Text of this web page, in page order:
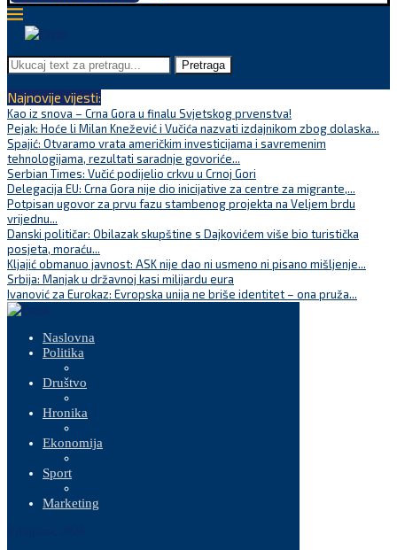
Pretraga
Najnovije vijesti:
Kao iz snova – Crna Gora u finalu Svjetskog prvenstva!
Pejak: Hoće li Milan Knežević i Vučića nazvati izdajnikom zbog dolaska...
Spajić: Otvaramo vrata američkim investicijama i savremenim
tehnologijama, rezultati saradnje govoriće...
Serbian Times: Vučić podijelio crkvu u Crnoj Gori
Delegacija EU: Crna Gora nije dio inicijative za centre za migrante,...
Potpisan ugovor za prvu fazu stambenog projekta na Veljem brdu
vrijednu...
Danski političar: Obilazak skupštine s Dajkovićem više bio turistička
posjeta, moraću...
Kljajić obmanuo javnost: ASK nije dao ni usmeno ni pisano mišljenje...
Srbija: Manjak u državnoj kasi milijardu eura
Ivanović za Eurokaz: Evropska unija ne briše identitet – ona pruža...
Naslovna
Politika
Društvo
Hronika
Ekonomija
Sport
Marketing